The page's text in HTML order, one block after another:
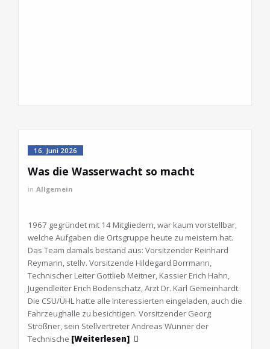
16. Juni 2026
Was die Wasserwacht so macht
in Allgemein
1967 gegründet mit 14 Mitgliedern, war kaum vorstellbar,
welche Aufgaben die Ortsgruppe heute zu meistern hat.
Das Team damals bestand aus: Vorsitzender Reinhard
Reymann, stellv. Vorsitzende Hildegard Borrmann,
Technischer Leiter Gottlieb Meitner, Kassier Erich Hahn,
Jugendleiter Erich Bodenschatz, Arzt Dr. Karl Gemeinhardt.
Die CSU/ÜHL hatte alle Interessierten eingeladen, auch die
Fahrzeughalle zu besichtigen. Vorsitzender Georg
Strößner, sein Stellvertreter Andreas Wunner der
Technische [Weiterlesen]